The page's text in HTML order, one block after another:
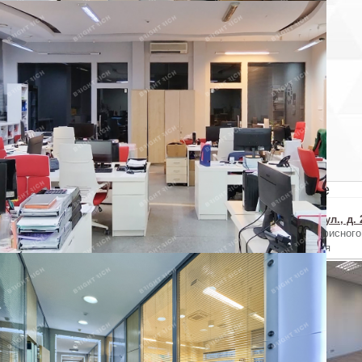
на объявление
уверены, что хотите пожаловаться на объявление?
Отменить
Похожие объекты в Красногвардейском районе
Коммуны ул., д. 67АЕ
Аренда офисного
помещения
Коммуны ул., д. 67АЕ
Аренда офисного
помещения
Химиков ул., д.
Аренда офисного
помещения